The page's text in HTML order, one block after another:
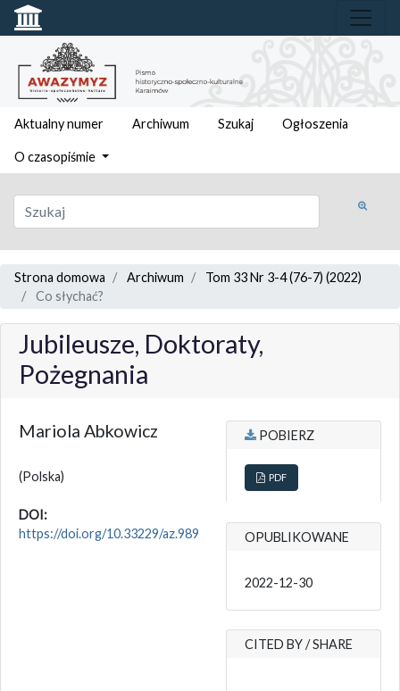
Aktualny numer Archiwum Szukaj Ogłoszenia
O czasopiśmie
Strona domowa Archiwum
Tom 33 Nr 3-4 (76-7) (2022)
Co słychać?
Jubileusze, Doktoraty,
Pożegnania
Mariola Abkowicz
(Polska)
DOI:
https://doi.org/10.33229/az.989
POBIERZ
PDF
OPUBLIKOWANE
2022-12-30
CITED BY / SHARE